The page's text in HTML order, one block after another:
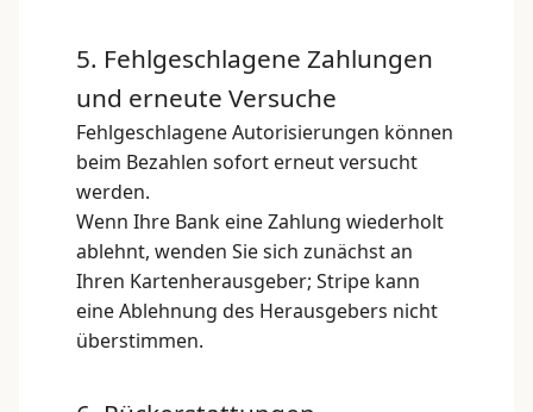
5. Fehlgeschlagene Zahlungen
und erneute Versuche
Fehlgeschlagene Autorisierungen können
beim Bezahlen sofort erneut versucht
werden.
Wenn Ihre Bank eine Zahlung wiederholt
ablehnt, wenden Sie sich zunächst an
Ihren Kartenherausgeber; Stripe kann
eine Ablehnung des Herausgebers nicht
überstimmen.